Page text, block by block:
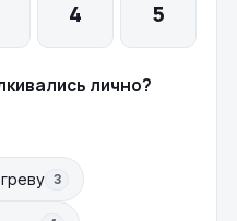
4 5
лично?
3